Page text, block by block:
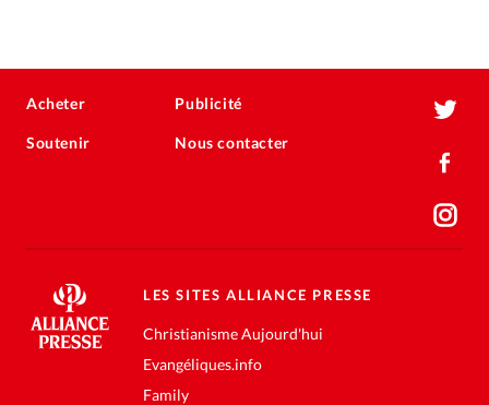
Acheter
Soutenir
Publicité
Nous contacter
LES SITES ALLIANCE PRESSE
Christianisme Aujourd'hui
Evangéliques.info
Family